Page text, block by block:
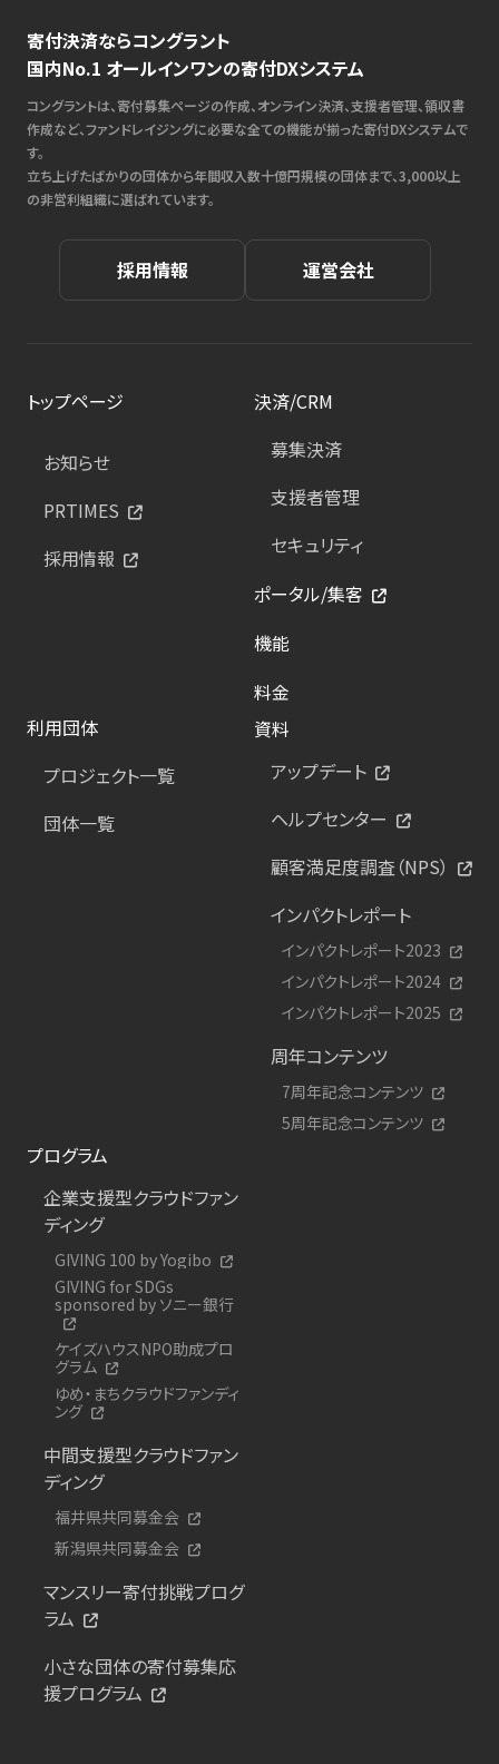
寄付決済ならコングラント
国内No.1 オールインワンの寄付DXシステム
コングラントは、寄付募集ページの作成、オンライン決済、支援者管理、領収書
作成など、ファンドレイジングに必要な全ての機能が揃った寄付DXシステムで
す。
立ち上げたばかりの団体から年間収入数十億円規模の団体まで、3,000以上
の非営利組織に選ばれています。
採用情報 運営会社
トップページ
お知らせ
PRTIMES
採用情報
決済/CRM
募集決済
支援者管理
セキュリティ
ポータル/集客
機能
料金
利用団体
プロジェクト一覧
団体一覧
資料
アップデート
ヘルプセンター
顧客満足度調査（NPS）
インパクトレポート
インパクトレポート2023
インパクトレポート2024
インパクトレポート2025
周年コンテンツ
7周年記念コンテンツ
5周年記念コンテンツ
プログラム
企業支援型クラウドファン
ディング
GIVING 100 by Yogibo
GIVING for SDGs
sponsored by ソニー銀行
ケイズハウスNPO助成プロ
グラム
ゆめ・まちクラウドファンディ
ング
中間支援型クラウドファン
ディング
福井県共同募金会
新潟県共同募金会
マンスリー寄付挑戦プログ
ラム
小さな団体の寄付募集応
援プログラム